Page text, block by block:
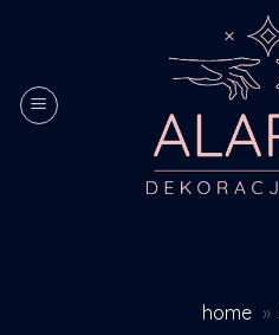
home »